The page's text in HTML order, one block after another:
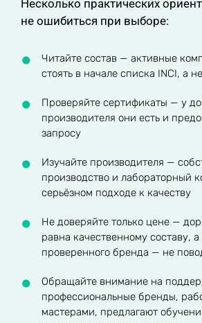
Несколько практических
не ошибиться при выборе:
Читайте состав — активные
стоять в начале списка INCI, а
Проверяйте сертификаты — у
производителя они есть и
запросу
Изучайте производителя —
производство и лабораторный
серьёзном подходе к качеству
Не доверяйте только цене —
равна качественному составу,
проверенного бренда — не
Обращайте внимание на
профессиональные бренды,
мастерами, предлагают